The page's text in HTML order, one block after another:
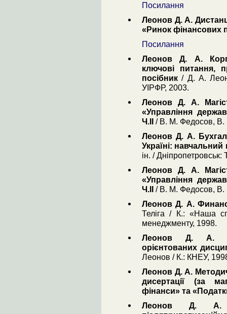
Посилання
Леонов Д. А.
«Ринок фінансових
Посилання
Леонов Д. А.
ключові питання,
посібник / Д. А.
УІРФР, 2003.
Леонов Д. А.
«Управління
Ч.ІІ / В. М. Федосов, В.
Леонов Д. А.
Україні: навчальний
ін. /
Леонов Д. А.
«Управління
Ч.ІІ / В. М. Федосов, В.
Леонов Д. А.
Теліга / К.: «Наша
менеджменту, 1998.
Леонов Д. А.
орієнтованих
Леонов / К.: КНЕУ,
Леонов Д. А.
дисертації (за
фінанси» та
Леонов Д. А.